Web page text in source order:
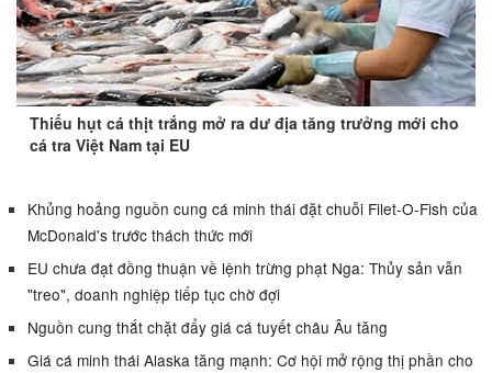
Thiếu hụt cá thịt trắng mở ra dư địa tăng trưởng mới cho
cá tra Việt Nam tại EU
Khủng hoảng nguồn cung cá minh thái đặt chuỗi Filet-O-Fish của
McDonald's trước thách thức mới
EU chưa đạt đồng thuận về lệnh trừng phạt Nga: Thủy sản vẫn
"treo", doanh nghiệp tiếp tục chờ đợi
Nguồn cung thắt chặt đẩy giá cá tuyết châu Âu tăng
Giá cá minh thái Alaska tăng mạnh: Cơ hội mở rộng thị phần cho